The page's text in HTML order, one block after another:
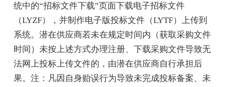
统中的“招标文件下载”页面下载电子招标文件
（LYZF），并制作电子版投标文件（LYTF）上传到
系统。潜在供应商若未在规定时间内（获取采购文件
时间）未按上述方式办理注册、下载采购文件导致无
法网上投标上传文件的，由潜在供应商自行承担后
果。注：凡因自身贻误行为导致未完成投标备案、未